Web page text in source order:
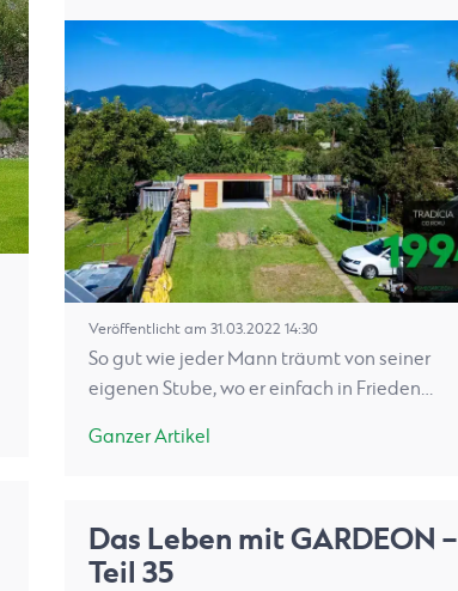
Veröffentlicht am 31.03.2022 14:30
So gut wie jeder Mann träumt von seiner
eigenen Stube, wo er einfach in Frieden…
Ganzer Artikel
Das Leben mit GARDEON –
Teil 35